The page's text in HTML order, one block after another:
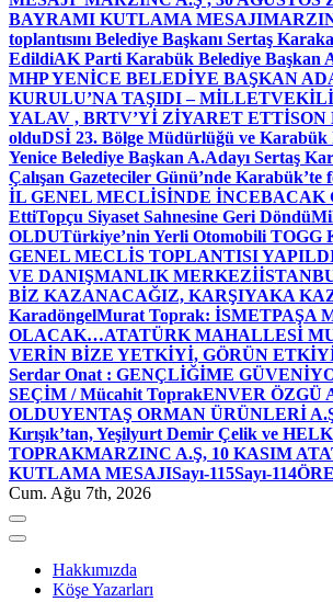
BAYRAMI KUTLAMA MESAJI
toplantısını Belediye Başkanı Sertaş
EdildiAK Parti Karabük Belediye Başkan
MHP YENİCE BELEDİYE BAŞKAN
KURULU’NA TAŞIDI –
YALAV , BRTV’Yİ ZİYARET ETTİSON
olduDSİ 23. Bölge Müdürlüğü ve Karabük
Yenice Belediye Başkan A.Adayı Sertaş
Çalışan Gazeteciler Günü’nde Karabük’te
İL GENEL MECLİSİNDE İNCEBACAK
EttiTopçu Siyaset Sahnesine Geri Döndü
OLDUTürkiye’nin Yerli Otomobili TOGG
GENEL MECLİS TOPLANTISI
VE DANIŞMANLIK MERKEZİ
BİZ KAZANACAĞIZ, KARŞIYAKA
KaradöngelMurat Toprak: İSMETPAŞA
OLACAK…ATATÜRK MAHALLESİ
VERİN BİZE YETKİYİ, GÖRÜN
Serdar Onat : GENÇLİĞİME
SEÇİM / Mücahit ToprakENVER ÖZGÜ
OLDUYENTAŞ ORMAN ÜRÜNLERİ
Kırışık’tan, Yeşilyurt Demir Çelik ve
TOPRAKMARZINC A.Ş, 10 KASIM
KUTLAMA MESAJISayı-115Sayı-114
Cum. Ağu 7th, 2026
Hakkımızda
Köşe Yazarları